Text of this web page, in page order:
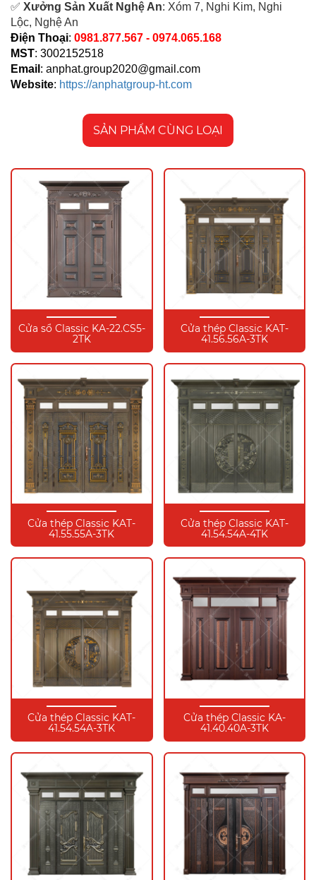
✅ Xưởng Sản Xuất Nghệ An: Xóm 7, Nghi Kim, Nghi
Lộc, Nghệ An
Điện Thoại: 0981.877.567 - 0974.065.168
MST: 3002152518
Email : anphat.group2020@gmail.com
Website: https://anphatgroup-ht.com
SẢN PHẨM CÙNG LOẠI
Cửa sổ Classic KA-22.CS5-
2TK
Cửa thép Classic KAT-
41.56.56A-3TK
Cửa thép Classic KAT-
41.55.55A-3TK
Cửa thép Classic KAT-
41.54.54A-4TK
Cửa thép Classic KAT-
41.54.54A-3TK
Cửa thép Classic KA-
41.40.40A-3TK